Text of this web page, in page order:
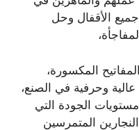
الأقفال وحل
المكسورة،
وحرفية في الصنع،
الجودة التي
المتمرسين